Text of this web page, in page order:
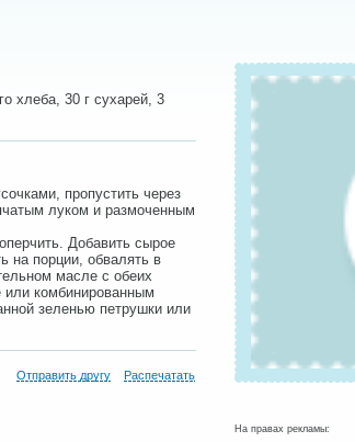
хлеба, 30 г сухарей, 3
пропустить через
луком и размоченным
Добавить сырое
на порции, обвалять в
масле с обеих
комбинированным
зеленью петрушки или
Отправить другу Распечатать
На правах рекламы: